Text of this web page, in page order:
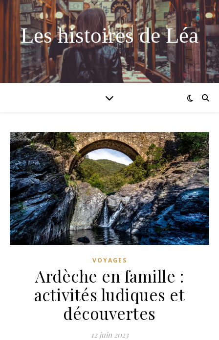
Les histoires de Léa
VOYAGES
Ardèche en famille :
activités ludiques et
découvertes
12 juin 2023